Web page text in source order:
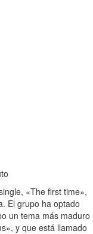
«The first time»,
El grupo ha optado
un tema más maduro
y que está llamado